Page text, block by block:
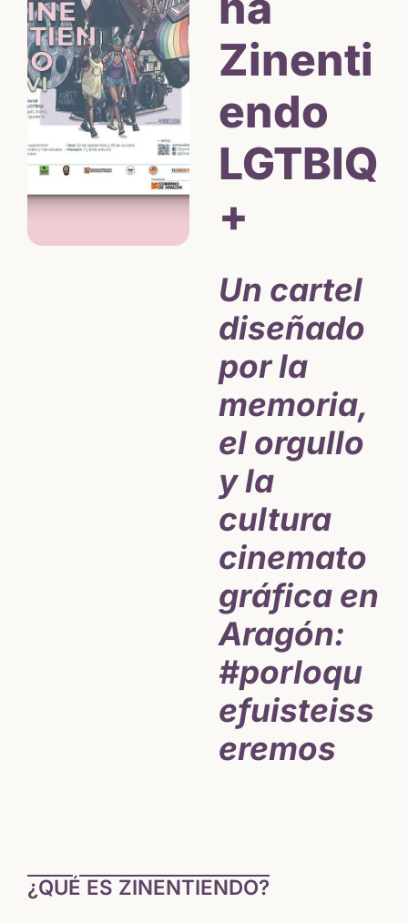
Zinenti
endo
LGTBIQ
+
Un cartel
diseñado
por la
memoria,
el orgullo
y la
cultura
cinemato
gráfica en
Aragón:
#porloqu
efuisteiss
eremos
¿QUÉ ES ZINENTIENDO?